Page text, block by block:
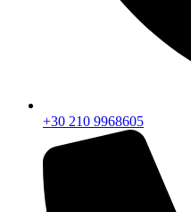
+30 210 9968605